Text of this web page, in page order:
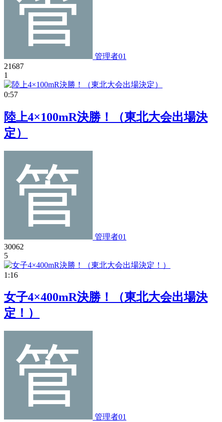
管理者01
21687
1
0:57
陸上4×100mR決勝！（東北大会出場決
定）
管理者01
30062
5
1:16
女子4×400mR決勝！（東北大会出場決
定！）
管理者01